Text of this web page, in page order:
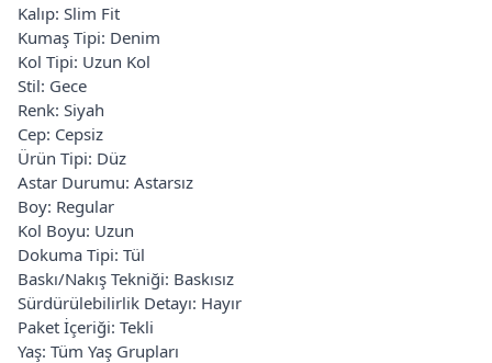
Kalıp: Slim Fit
Kumaş Tipi: Denim
Kol Tipi: Uzun Kol
Stil: Gece
Renk: Siyah
Cep: Cepsiz
Ürün Tipi: Düz
Astar Durumu: Astarsız
Boy: Regular
Kol Boyu: Uzun
Dokuma Tipi: Tül
Baskı/Nakış Tekniği: Baskısız
Sürdürülebilirlik Detayı: Hayır
Paket İçeriği: Tekli
Yaş: Tüm Yaş Grupları